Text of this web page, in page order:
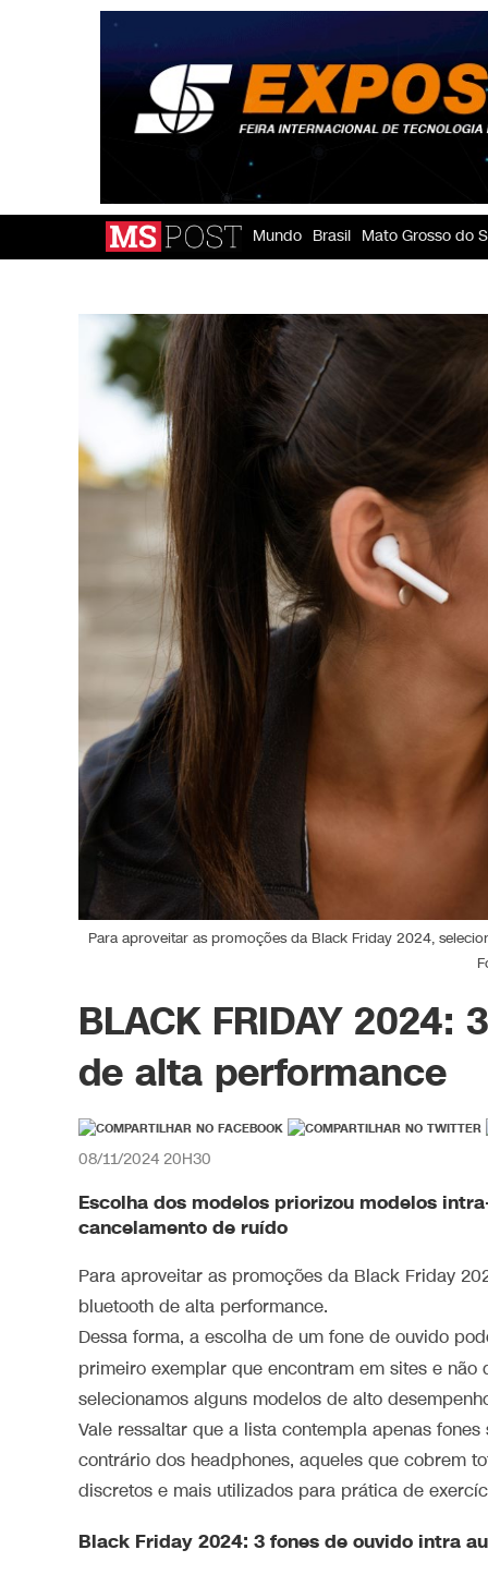
Mundo Brasil Mato Grosso do
Para aproveitar as promoções da Black Friday 2024,
BLACK FRIDAY
de alta performance
08/11/2024 20H30
Escolha dos modelos priorizou modelos
cancelamento de ruído
Para aproveitar as promoções da Black Friday
bluetooth de alta performance.
Dessa forma, a escolha de um fone de ouvido
primeiro exemplar que encontram em sites e
selecionamos alguns modelos de alto
Vale ressaltar que a lista contempla apenas
contrário dos headphones, aqueles que cobrem
discretos e mais utilizados para prática de
Black Friday 2024: 3 fones de ouvido intra